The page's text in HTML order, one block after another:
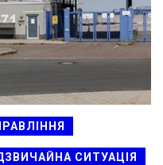
СИТУАЦІЯ